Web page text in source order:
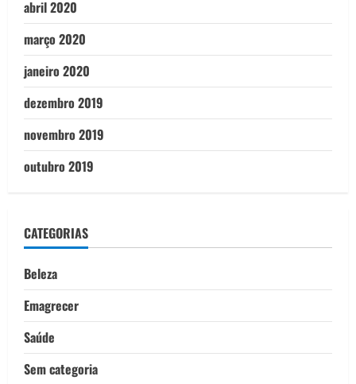
abril 2020
março 2020
janeiro 2020
dezembro 2019
novembro 2019
outubro 2019
CATEGORIAS
Beleza
Emagrecer
Saúde
Sem categoria